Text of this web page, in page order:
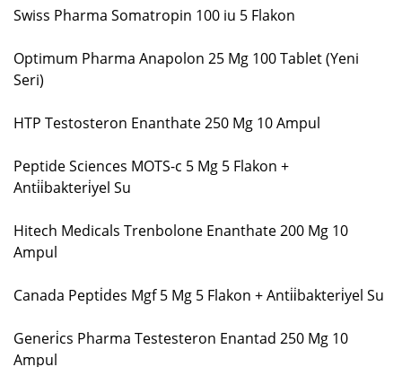
Swiss Pharma Somatropin 100 iu 5 Flakon
Optimum Pharma Anapolon 25 Mg 100 Tablet (Yeni
Seri)
HTP Testosteron Enanthate 250 Mg 10 Ampul
Peptide Sciences MOTS-c 5 Mg 5 Flakon +
Anti̇i̇bakteri̇yel Su
Hitech Medicals Trenbolone Enanthate 200 Mg 10
Ampul
Canada Pepti̇des Mgf 5 Mg 5 Flakon + Anti̇i̇bakteri̇yel Su
Generi̇cs Pharma Testesteron Enantad 250 Mg 10
Ampul